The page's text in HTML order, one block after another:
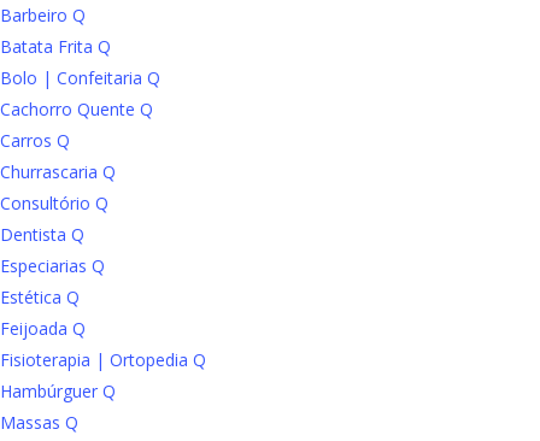
Barbeiro Q
Batata Frita Q
Bolo | Confeitaria Q
Cachorro Quente Q
Carros Q
Churrascaria Q
Consultório Q
Dentista Q
Especiarias Q
Estética Q
Feijoada Q
Fisioterapia | Ortopedia Q
Hambúrguer Q
Massas Q